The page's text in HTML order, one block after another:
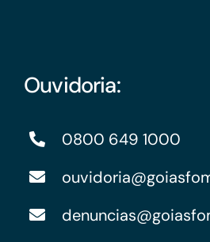
Ouvidoria:
0800 649 1000